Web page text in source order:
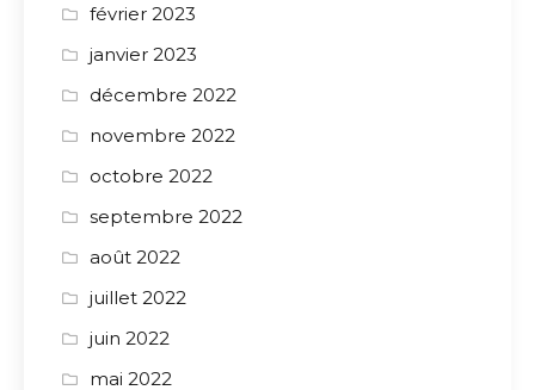
février 2023
janvier 2023
décembre 2022
novembre 2022
octobre 2022
septembre 2022
août 2022
juillet 2022
juin 2022
mai 2022